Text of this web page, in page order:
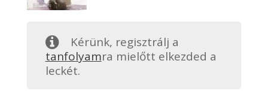
Kérünk, regisztrálj a
tanfolyamra mielőtt elkezded a
leckét.